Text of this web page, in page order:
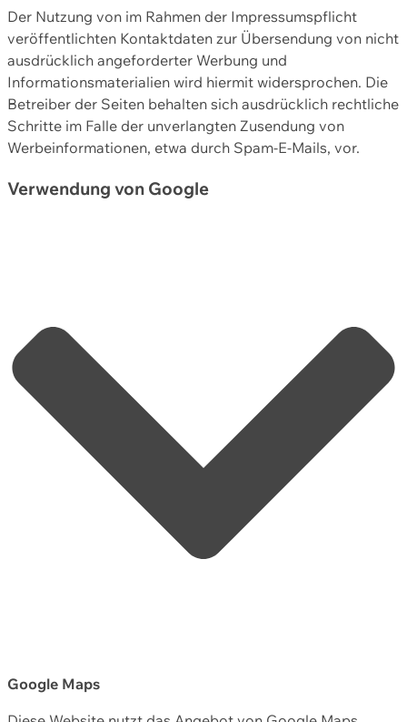
Der Nutzung von im Rahmen der Impressumspflicht
veröffentlichten Kontaktdaten zur Übersendung von nicht
ausdrücklich angeforderter Werbung und
Informationsmaterialien wird hiermit widersprochen. Die
Betreiber der Seiten behalten sich ausdrücklich rechtliche
Schritte im Falle der unverlangten Zusendung von
Werbeinformationen, etwa durch Spam-E-Mails, vor.
Verwendung von Google
Google Maps